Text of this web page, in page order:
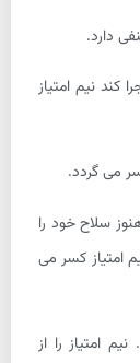
دارد.
کند نیم امتیاز
می گردد.
سلاح خود را
امتیاز کسر می
امتیاز را از